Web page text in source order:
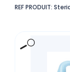
REF PRODUIT: